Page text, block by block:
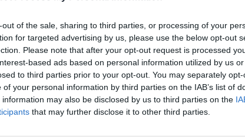
out of the sale, sharing to third parties, or processing of your
for targeted advertising by us, please use the below opt-out
Please note that after your opt-out request is processed
based ads based on personal information utilized by us
to third parties prior to your opt-out. You may separately
your personal information by third parties on the IAB’s list of
may also be disclosed by us to third parties on the
that may further disclose it to other third parties.
Settembre 2014 12:56 by Redazione
FASTWEB amplia il portafoglio
Tre le offerte per rispondere
nuovi servizi e contenuti
senza limiti di utilizzo, fino a
a 20 megabit al secondo per chi è